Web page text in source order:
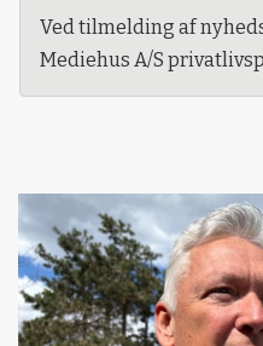
Ved tilmelding af
Mediehus A/S